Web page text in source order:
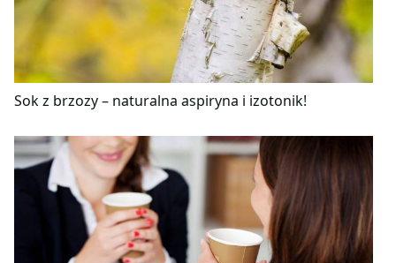
Sok z brzozy – naturalna aspiryna i izotonik!